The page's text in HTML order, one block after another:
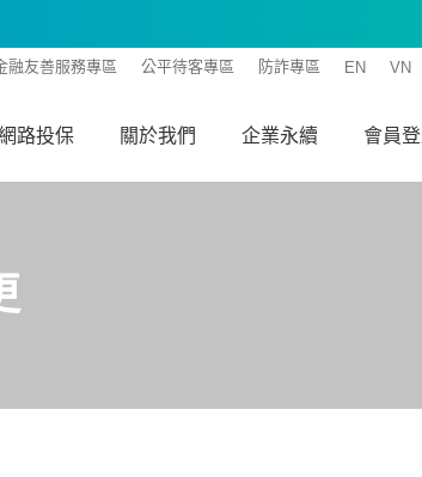
融友善服務專區 公平待客專區 防詐專區 EN VN
路投保 關於我們 企業永續 會員登